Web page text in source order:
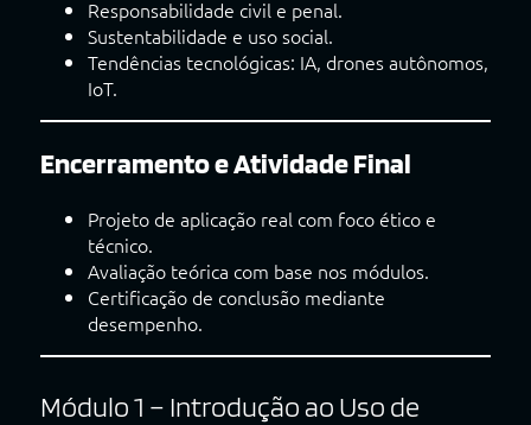
Responsabilidade civil e penal.
Sustentabilidade e uso social.
Tendências tecnológicas: IA, drones autônomos,
IoT.
Encerramento e Atividade Final
Projeto de aplicação real com foco ético e
técnico.
Avaliação teórica com base nos módulos.
Certificação de conclusão mediante
desempenho.
Módulo 1 – Introdução ao Uso de